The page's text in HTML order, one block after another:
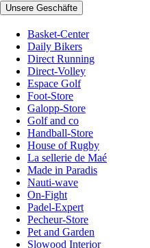
Unsere Geschäfte
Basket-Center
Daily Bikers
Direct Running
Direct-Volley
Espace Golf
Foot-Store
Galopp-Store
Golf and co
Handball-Store
House of Rugby
La sellerie de Maé
Made in Paradis
Nauti-wave
On-Fight
Padel-Expert
Pecheur-Store
Pet and Garden
Slowood Interior